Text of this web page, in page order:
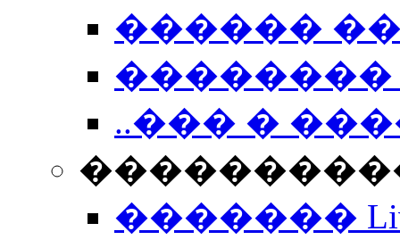
������
��������
..��� �
����������
�������